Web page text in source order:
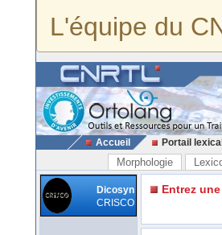
L'équipe du
Accueil Portail lexical
Morphologie
Dicosyn
CRISCO
Entrez